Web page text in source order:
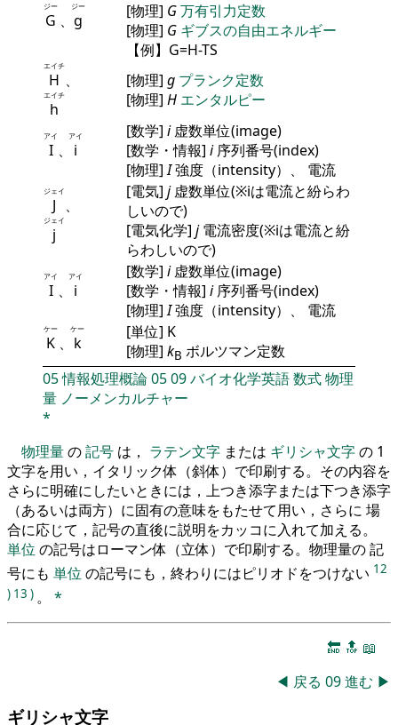
G
ジー
、 g
ジー
[物理] G万有引力定数
[物理] G ギブスの自由エネルギー
【例】G=H-TS
H
エイチ
、
h
エイチ
[物理] g プランク定数
[物理] H エンタルピー
I
アイ
、 i
アイ [数学] i虚数単位(image)
[数学・情報] i序列番号(index)
[物理]I強度（intensity）、 電流
J
ジェイ
、
j
ジェイ
[電気] j虚数単位(※iは電流と紛らわ
しいので)
[電気化学] j電流密度(※iは電流と紛
らわしいので)
I
アイ
、 i
アイ [数学] i虚数単位(image)
[数学・情報] i序列番号(index)
[物理]I強度（intensity）、 電流
K
ケー
、 k
ケー
[単位] K
[物理] kB ボルツマン定数
05情報処理概論0509バイオ化学英語数式物理
量 ノーメンカルチャー
*
物理量の記号 は， ラテン文字 または ギリシャ文字の 1
文字を用い，イタリック体（斜体）で印刷する。その内容を
さらに明確にしたいときには，上つき添字または下つき添字
（あるいは両方）に固有の意味をもたせて用い，さらに 場
合に応じて，記号の直後に説明をカッコに入れて加える。
単位 の記号はローマン体（立体）で印刷する。物理量の 記
号にも 単位 の記号にも，終わりにはピリオドをつけない 12
) 13 ) 。 *
🔚 🔝 📖
◀ 戻る 09進む ▶
ギリシャ文字